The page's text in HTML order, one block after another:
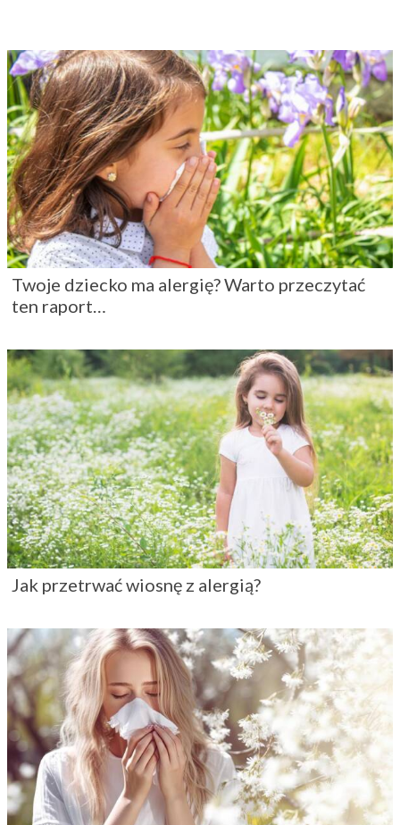
Twoje dziecko ma alergię? Warto przeczytać
ten raport…
Jak przetrwać wiosnę z alergią?